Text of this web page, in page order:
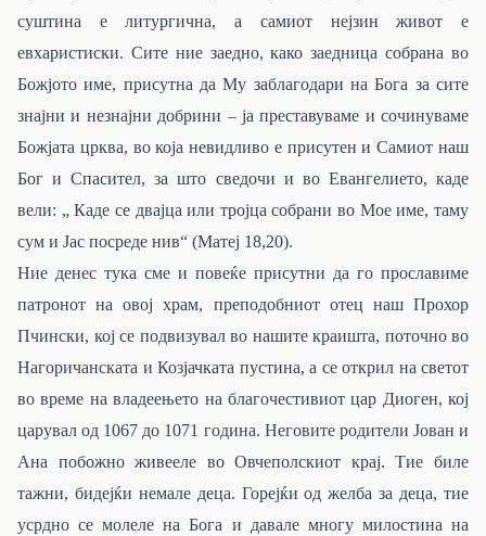
суштина е литургична, а самиот нејзин живот е
евхаристиски. Сите ние заедно, како заедница собрана во
Божјото име, присутна да Му заблагодари на Бога за сите
знајни и незнајни добрини – ја преставуваме и сочинуваме
Божјата црква, во која невидливо е присутен и Самиот наш
Бог и Спасител, за што сведочи и во Евангелието, каде
вели: „ Каде се двајца или тројца собрани во Мое име, таму
сум и Јас посреде нив“ (Матеј 18,20).
Ние денес тука сме и повеќе присутни да го прославиме
патронот на овој храм, преподобниот отец наш Прохор
Пчински, кој се подвизувал во нашите краишта, поточно во
Нагоричанската и Козјачката пустина, а се открил на светот
во време на владеењето на благочестивиот цар Диоген, кој
царувал од 1067 до 1071 година. Неговите родители Јован и
Ана побожно живееле во Овчеполскиот крај. Тие биле
тажни, бидејќи немале деца. Горејќи од желба за деца, тие
усрдно се молеле на Бога и давале многу милостина на